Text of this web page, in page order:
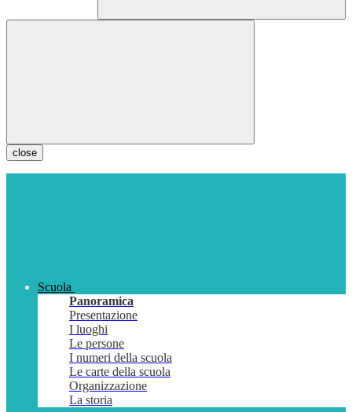
close
Scuola
Panoramica
Presentazione
I luoghi
Le persone
I numeri della scuola
Le carte della scuola
Organizzazione
La storia